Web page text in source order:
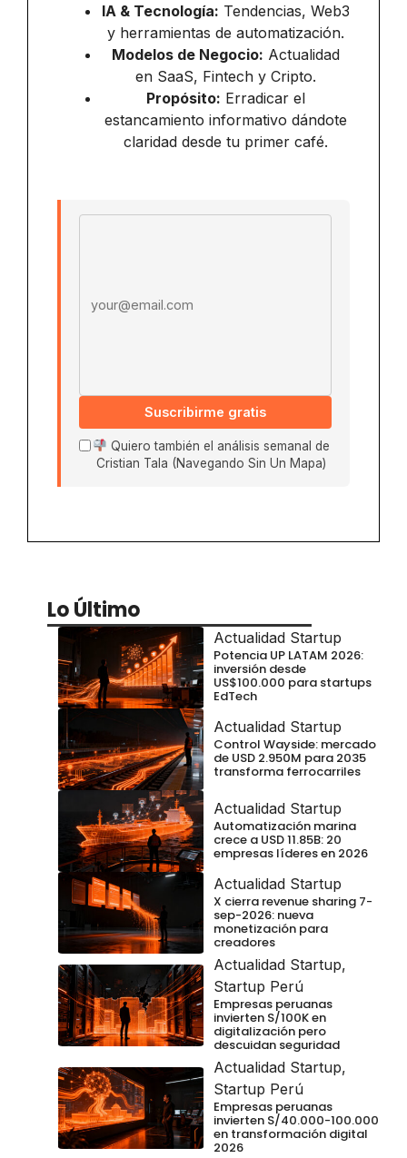
IA & Tecnología: Tendencias, Web3
y herramientas de automatización.
Modelos de Negocio: Actualidad
en SaaS, Fintech y Cripto.
Propósito: Erradicar el
estancamiento informativo dándote
claridad desde tu primer café.
Suscribirme gratis
Quiero también el análisis semanal de
Cristian Tala (Navegando Sin Un Mapa)
Lo Último
Actualidad Startup
Potencia UP LATAM 2026:
inversión desde
US$100.000 para startups
EdTech
Actualidad Startup
Control Wayside: mercado
de USD 2.950M para 2035
transforma ferrocarriles
Actualidad Startup
Automatización marina
crece a USD 11.85B: 20
empresas líderes en 2026
Actualidad Startup
X cierra revenue sharing 7-
sep-2026: nueva
monetización para
creadores
Actualidad Startup,
Startup Perú
Empresas peruanas
invierten S/100K en
digitalización pero
descuidan seguridad
Actualidad Startup,
Startup Perú
Empresas peruanas
invierten S/40.000-100.000
en transformación digital
2026